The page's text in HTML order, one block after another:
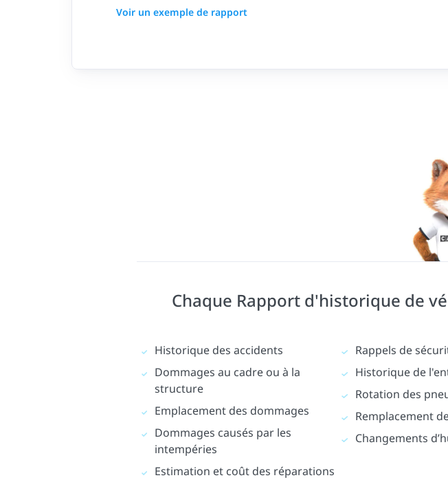
Voir un exemple de rapport
Chaque Rapport d'historique de
Historique des accidents
Dommages au cadre ou à la
structure
Emplacement des dommages
Dommages causés par les
intempéries
Estimation et coût des réparations
Rappels de
Historique de
Rotation des
Remplacement
Changements